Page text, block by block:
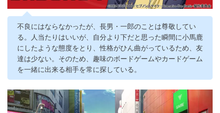
不良にはならなかったが、長男・一郎のことは尊敬してい
る。人当たりはいいが、自分より下だと思った瞬間に小馬鹿
にしたような態度をとり、性格がひん曲がっているため、友
達は少ない。そのため、趣味のボードゲームやカードゲーム
を一緒に出来る相手を常に探している。